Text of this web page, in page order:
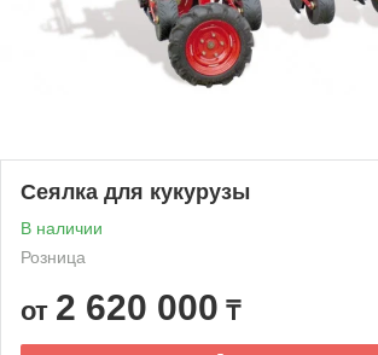
Сеялка для кукурузы
В наличии
Розница
от 2 620 000 ₸